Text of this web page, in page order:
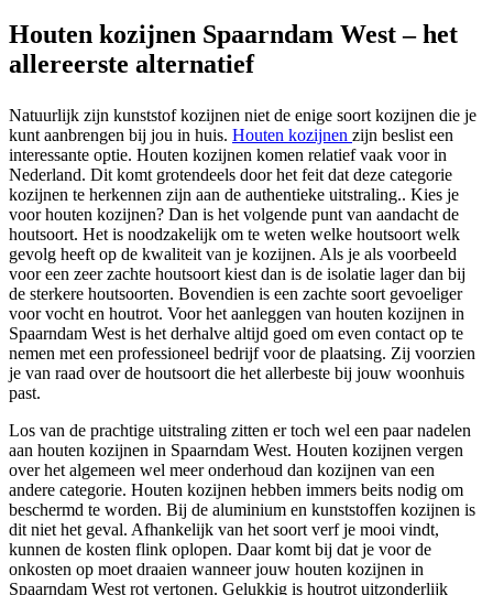
Houten kozijnen Spaarndam West – het
allereerste alternatief
Natuurlijk zijn kunststof kozijnen niet de enige soort kozijnen die je
kunt aanbrengen bij jou in huis. Houten kozijnen zijn beslist een
interessante optie. Houten kozijnen komen relatief vaak voor in
Nederland. Dit komt grotendeels door het feit dat deze categorie
kozijnen te herkennen zijn aan de authentieke uitstraling.. Kies je
voor houten kozijnen? Dan is het volgende punt van aandacht de
houtsoort. Het is noodzakelijk om te weten welke houtsoort welk
gevolg heeft op de kwaliteit van je kozijnen. Als je als voorbeeld
voor een zeer zachte houtsoort kiest dan is de isolatie lager dan bij
de sterkere houtsoorten. Bovendien is een zachte soort gevoeliger
voor vocht en houtrot. Voor het aanleggen van houten kozijnen in
Spaarndam West is het derhalve altijd goed om even contact op te
nemen met een professioneel bedrijf voor de plaatsing. Zij voorzien
je van raad over de houtsoort die het allerbeste bij jouw woonhuis
past.
Los van de prachtige uitstraling zitten er toch wel een paar nadelen
aan houten kozijnen in Spaarndam West. Houten kozijnen vergen
over het algemeen wel meer onderhoud dan kozijnen van een
andere categorie. Houten kozijnen hebben immers beits nodig om
beschermd te worden. Bij de aluminium en kunststoffen kozijnen is
dit niet het geval. Afhankelijk van het soort verf je mooi vindt,
kunnen de kosten flink oplopen. Daar komt bij dat je voor de
onkosten op moet draaien wanneer jouw houten kozijnen in
Spaarndam West rot vertonen. Gelukkig is houtrot uitzonderlijk